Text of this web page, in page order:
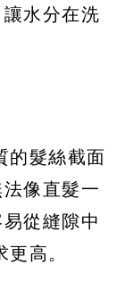
水分在洗
的髮絲截面
像直髮一
從縫隙中
高。